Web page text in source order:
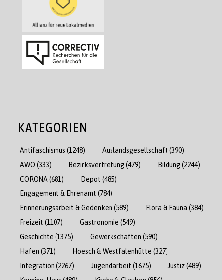
KATEGORIEN
Antifaschismus (1248) Auslandsgesellschaft (390)
AWO (333) Bezirksvertretung(479) Bildung(2244)
CORONA (681) Depot (485)
Engagement & Ehrenamt (784)
Erinnerungsarbeit & Gedenken (589) Flora & Fauna (384)
Freizeit (1107) Gastronomie (549)
Geschichte (1375) Gewerkschaften (590)
Hafen (371) Hoesch & Westfalenhütte (327)
Integration (2267) Jugendarbeit (1675) Justiz(489)